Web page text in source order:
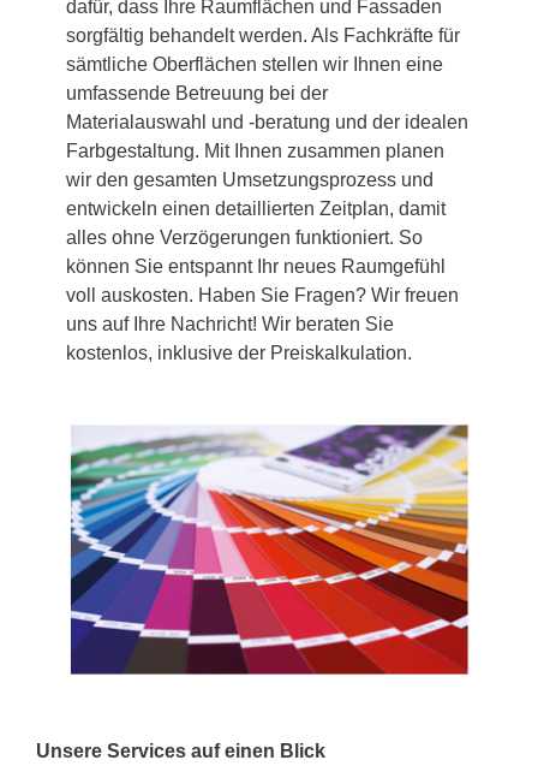
dafür, dass Ihre Raumflächen und Fassaden
sorgfältig behandelt werden. Als Fachkräfte für
sämtliche Oberflächen stellen wir Ihnen eine
umfassende Betreuung bei der
Materialauswahl und -beratung und der idealen
Farbgestaltung. Mit Ihnen zusammen planen
wir den gesamten Umsetzungsprozess und
entwickeln einen detaillierten Zeitplan, damit
alles ohne Verzögerungen funktioniert. So
können Sie entspannt Ihr neues Raumgefühl
voll auskosten. Haben Sie Fragen? Wir freuen
uns auf Ihre Nachricht! Wir beraten Sie
kostenlos, inklusive der Preiskalkulation.
Unsere Services auf einen Blick